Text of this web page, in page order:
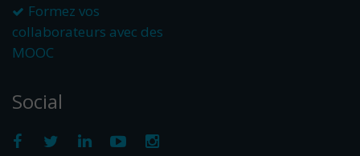
Formez vos
collaborateurs avec des
MOOC
Social